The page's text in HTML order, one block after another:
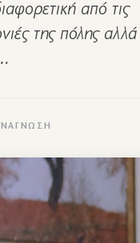
από τις
της πόλης αλλά